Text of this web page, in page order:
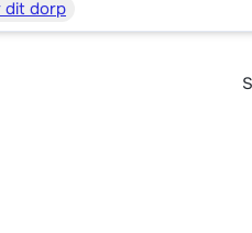
Plan een
Chat met
dit dorp